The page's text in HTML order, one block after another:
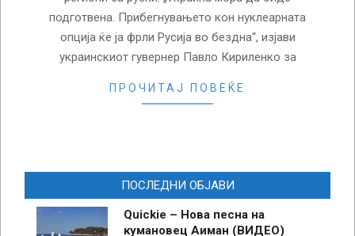
подготвена. Прибегнувањето кон нуклеарната
опција ќе ја фрли Русија во бездна“, изјави
украинскиот гувернер Павло Кириленко за
ПРОЧИТАЈ ПОВЕЌЕ
ПОСЛЕДНИ ОБЈАВИ
Quickie – Нова песна на
кумановец Аиман (ВИДЕО)